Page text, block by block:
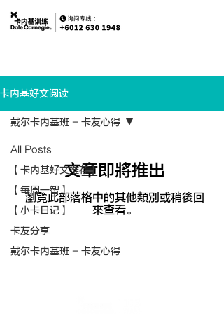
卡内基好文阅读
All Posts
【卡内基好文推荐】
【每周一智】
【小卡日记】
卡友分享
戴尔卡内基班 - 卡友心得
戴尔卡内基班 - 卡友心得
文章即將推出
瀏覽此部落格中的其他類別或稍後回
來查看。